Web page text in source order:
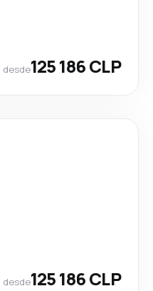
desde125 186 CLP
desde125 186 CLP